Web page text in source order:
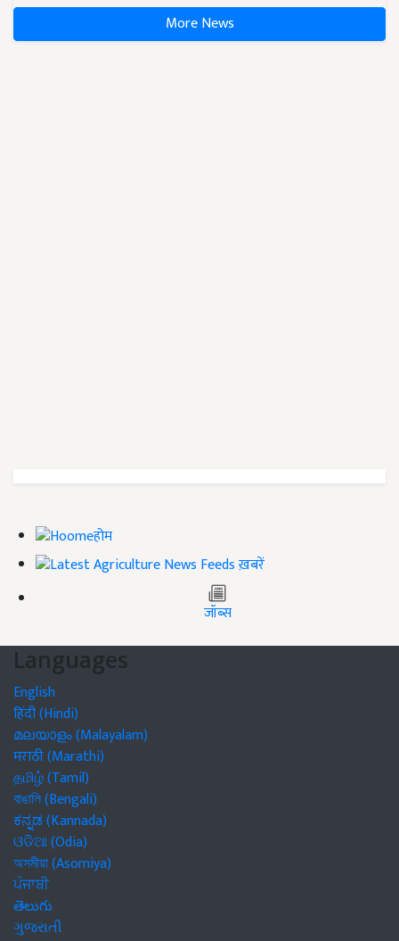
More News
होम
ख़बरें
जॉब्स
Languages
English
हिंदी (Hindi)
മലയാളം (Malayalam)
मराठी (Marathi)
தமிழ் (Tamil)
বাঙালি (Bengali)
ಕನ್ನಡ (Kannada)
ଓଡିଆ (Odia)
অসমীয়া (Asomiya)
ਪੰਜਾਬੀ
తెలుగు
ગુજરાતી